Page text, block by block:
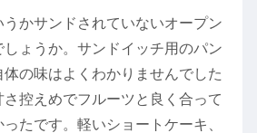
かサンドされていないオープン
ょうか。サンドイッチ用のパン
の味はよくわかりませんでした
控えめでフルーツと良く合って
たです。軽いショートケーキ、